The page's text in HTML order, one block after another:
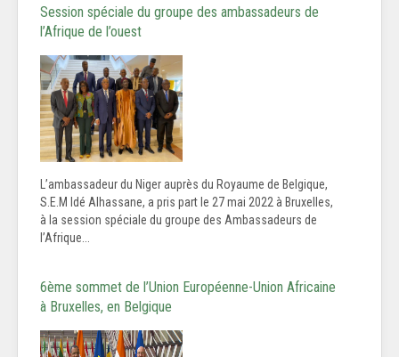
Session spéciale du groupe des ambassadeurs de
l’Afrique de l’ouest
L’ambassadeur du Niger auprès du Royaume de Belgique,
S.E.M Idé Alhassane, a pris part le 27 mai 2022 à Bruxelles,
à la session spéciale du groupe des Ambassadeurs de
l’Afrique...
6ème sommet de l’Union Européenne-Union Africaine
à Bruxelles, en Belgique